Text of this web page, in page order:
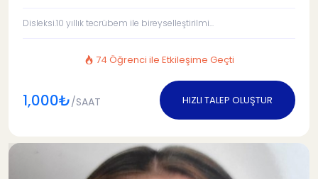
Disleksi.10 yıllık tecrübem ile bireyselleştirilmi...
74 Öğrenci ile Etkileşime Geçti
1,000₺/SAAT HIZLI TALEP OLUŞTUR